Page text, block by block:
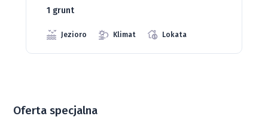
Oferta specjalna